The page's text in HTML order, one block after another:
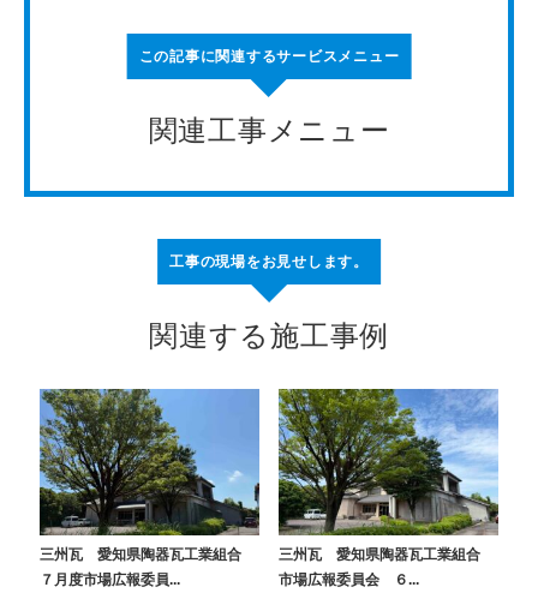
この記事に関連するサービスメニュー
関連工事メニュー
工事の現場をお見せします。
関連する施工事例
三州瓦 愛知県陶器瓦工業組合
７月度市場広報委員...
三州瓦 愛知県陶器瓦工業組合
市場広報委員会 ６...